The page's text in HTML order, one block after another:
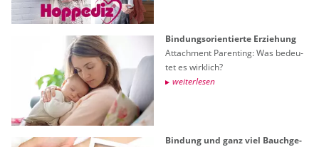
Bin­dungs­ori­en­tier­te Er­zie­hung
At­tach­ment Par­en­ting: Was be­deu­
tet es wirk­lich?
wei­ter­le­sen
Bin­dung und ganz viel Bauch­ge­